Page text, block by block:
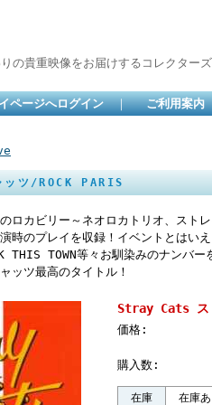
貴重映像をお届けするコレクターズ
ページへログイン ｜ ご利用案内
ツ/ROCK PARIS
ロカビリー～ネオロカトリオ、スト
時のプレイを収録！イベントとはい
THIS TOWN等々お馴染みのナンバ
ッツ最高のタイトル！
Stray Cats ス
価格:
購入数:
在庫 在庫あ